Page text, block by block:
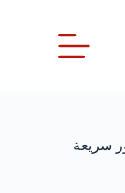
سريعة